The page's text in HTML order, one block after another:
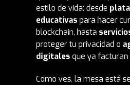
estilo de vida: desde
educativas para hacer
blockchain, hasta
proteger tu privacidad o
digitales que ya facturan
Como ves, la mesa está